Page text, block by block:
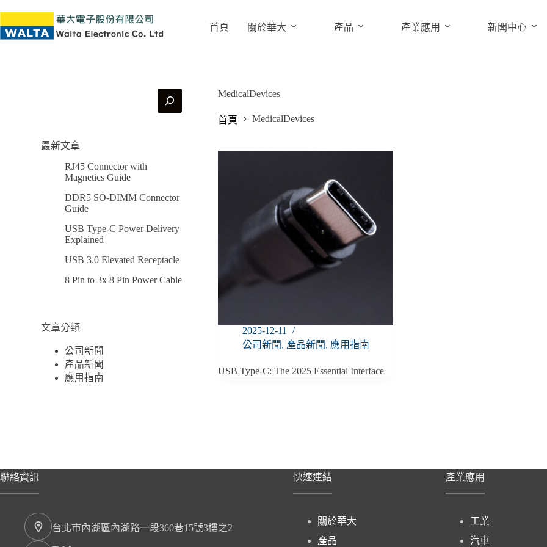
首頁 關於華大 產品 產業應用 新聞中心
MedicalDevices
首頁 MedicalDevices
2025-12-11
公司新聞, 產品新聞, 應用指南
USB Type-C: The 2025 Essential Interface
最新文章
RJ45 Connector with
Magnetics Guide
DDR5 SO-DIMM Connector
Guide
USB Type-C Power Delivery
Explained
USB 3.0 Elevated Receptacle
8 Pin to 3x 8 Pin Power Cable
文章分類
公司新聞
產品新聞
應用指南
聯絡資訊
台北市內湖區內湖路一段360巷15號3樓之2
快速連結
關於華大
產品
產業應用
工業
汽車